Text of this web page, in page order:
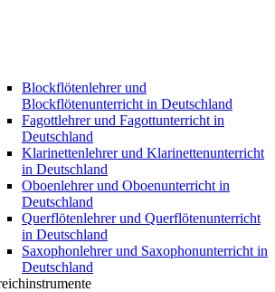
Blockflötenlehrer und
Blockflötenunterricht in Deutschland
Fagottlehrer und Fagottunterricht in
Deutschland
Klarinettenlehrer und Klarinettenunterricht
in Deutschland
Oboenlehrer und Oboenunterricht in
Deutschland
Querflötenlehrer und Querflötenunterricht
in Deutschland
Saxophonlehrer und Saxophonunterricht in
Deutschland